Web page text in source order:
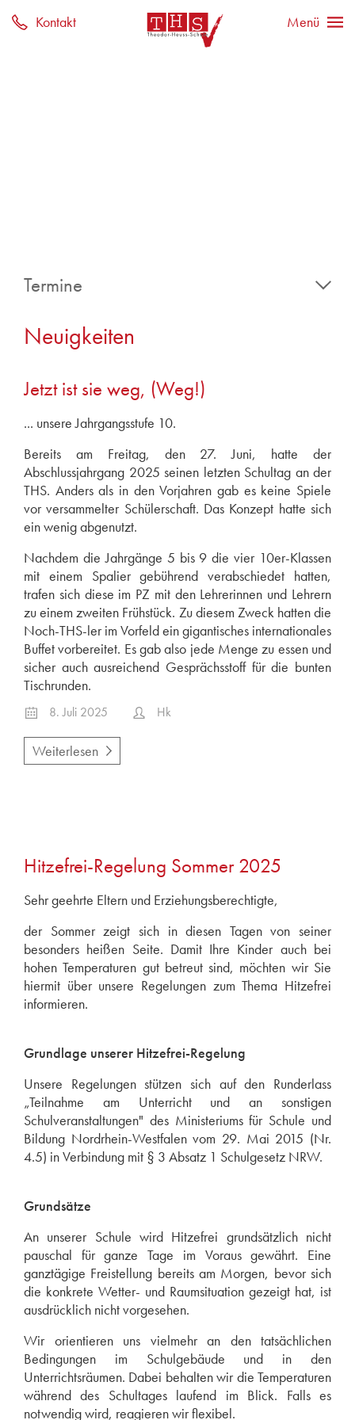
Termine
20
Jul
ganztägig
Sommerferien
alle Termine anzeigen
Neuigkeiten
Jetzt ist sie weg, (Weg!)
... unsere Jahrgangsstufe 10.
Bereits am Freitag, den 27. Juni, hatte der
Abschlussjahrgang 2025 seinen letzten Schultag an der
THS. Anders als in den Vorjahren gab es keine Spiele
vor versammelter Schülerschaft. Das Konzept hatte sich
ein wenig abgenutzt.
Nachdem die Jahrgänge 5 bis 9 die vier 10er-Klassen
mit einem Spalier gebührend verabschiedet hatten,
trafen sich diese im PZ mit den Lehrerinnen und Lehrern
zu einem zweiten Frühstück. Zu diesem Zweck hatten die
Noch-THS-ler im Vorfeld ein gigantisches internationales
Buffet vorbereitet. Es gab also jede Menge zu essen und
sicher auch ausreichend Gesprächsstoff für die bunten
Tischrunden.
8. Juli 2025 Hk
Weiterlesen
Hitzefrei-Regelung Sommer 2025
Sehr geehrte Eltern und Erziehungsberechtigte,
der Sommer zeigt sich in diesen Tagen von seiner
besonders heißen Seite. Damit Ihre Kinder auch bei
hohen Temperaturen gut betreut sind, möchten wir Sie
hiermit über unsere Regelungen zum Thema Hitzefrei
informieren.
Grundlage unserer Hitzefrei-Regelung
Unsere Regelungen stützen sich auf den Runderlass
„Teilnahme am Unterricht und an sonstigen
Schulveranstaltungen" des Ministeriums für Schule und
Bildung Nordrhein-Westfalen vom 29. Mai 2015 (Nr.
4.5) in Verbindung mit § 3 Absatz 1 Schulgesetz NRW.
Grundsätze
An unserer Schule wird Hitzefrei grundsätzlich nicht
pauschal für ganze Tage im Voraus gewährt. Eine
ganztägige Freistellung bereits am Morgen, bevor sich
die konkrete Wetter- und Raumsituation gezeigt hat, ist
ausdrücklich nicht vorgesehen.
Wir orientieren uns vielmehr an den tatsächlichen
Bedingungen im Schulgebäude und in den
Unterrichtsräumen. Dabei behalten wir die Temperaturen
während des Schultages laufend im Blick. Falls es
notwendig wird, reagieren wir flexibel.